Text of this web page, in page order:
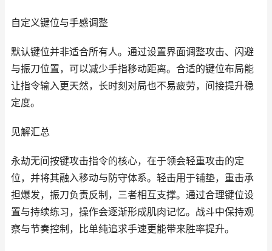
自定义键位与手感调整
默认键位并非适合所有人。通过设置界面调整攻击、闪避
与振刀位置，可以减少手指移动距离。合适的键位布局能
让指令输入更天然，长时刻对局也不易疲劳，间接提升稳
定度。
见解汇总
永劫无间按键攻击指令的核心，在于领会轻重攻击的定
位，并将其融入移动与防守体系。轻击用于铺垫，重击承
担爆发，振刀负责反制，三者相互支撑。通过合理键位设
置与持续练习，操作会逐渐形成肌肉记忆。战斗中保持观
察与节奏控制，比单纯追求手速更能带来胜率提升。